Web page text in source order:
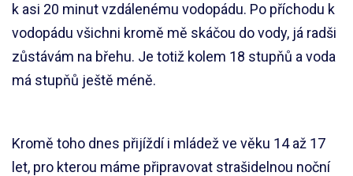
k asi 20 minut vzdálenému vodopádu. Po příchodu k
vodopádu všichni kromě mě skáčou do vody, já radši
zůstávám na břehu. Je totiž kolem 18 stupňů a voda
má stupňů ještě méně.
Kromě toho dnes přijíždí i mládež ve věku 14 až 17
let, pro kterou máme připravovat strašidelnou noční